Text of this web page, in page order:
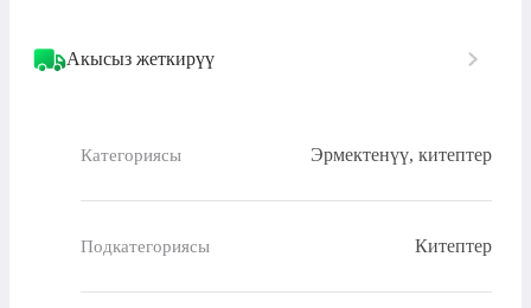
Акысыз жеткирүү
Категориясы Эрмектенүү, китептер
Подкатегориясы Китептер